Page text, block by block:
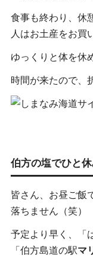
食事も終わり、休
人はお土産をお買
ゆっくりと体を休
時間が来たので、
伯方の塩でひと休
皆さん、お昼ご飯
落ちません（笑）
予定より早く、「
「伯方島道の駅マ